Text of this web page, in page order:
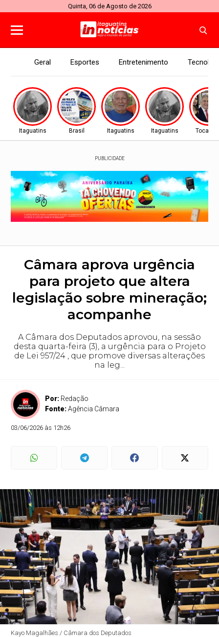
Quinta, 06 de Agosto de 2026
Geral Esportes Entretenimento
Itaguatins Brasil Itaguatins Itaguatins
PUBLICIDADE
Câmara aprova urgência
para projeto que altera
legislação sobre mineração;
acompanhe
A Câmara dos Deputados aprovou, na sessão
desta quarta-feira (3), a urgência para o Projeto
de Lei 957/24 , que promove diversas alterações
na leg...
Por: Redação
Fonte:Agência Câmara
03/06/2026 às 12h26
Kayo Magalhães / Câmara dos Deputados